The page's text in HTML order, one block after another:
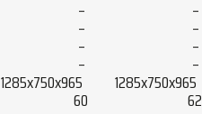
– –
– –
– –
– –
1285x750x965 1285x750x965
60 62